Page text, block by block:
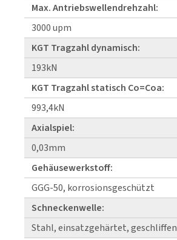
Max. Antriebswellendrehzahl:
3000 upm
KGT Tragzahl dynamisch:
193kN
KGT Tragzahl statisch Co=Coa:
993,4kN
Axialspiel:
0,03mm
Gehäusewerkstoff:
GGG-50, korrosionsgeschützt
Schneckenwelle:
Stahl, einsatzgehärtet, geschliffen